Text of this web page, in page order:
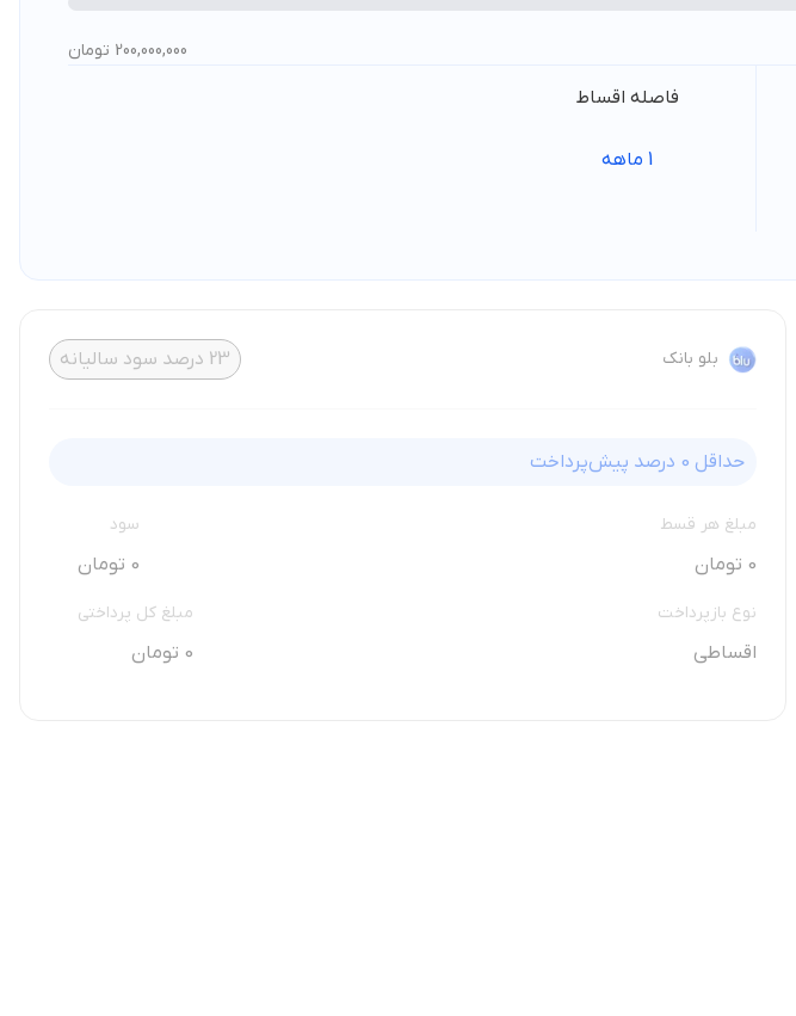
200,000,000 تومان
فاصله اقساط
1 ماهه
بلو بانک 23 درصد سود سالیانه
حداقل 0 درصد پیش‌پرداخت
مبلغ هر قسط
0 تومان
سود
0 تومان
نوع بازپرداخت
اقساطی
مبلغ کل پرداختی
0 تومان